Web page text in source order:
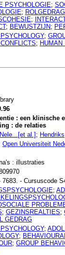
PSYCHOLOGIE;
; ROLGEDRAG
;
; BEWUSTZIJN;
;
; HUMAN
: een klinische
: de relaties
al.];
Open Universiteit
: illustraties
7683. - Cursuscode
;
; GEZINSREALTIES;
GEDRAG
;
;
; GROUP